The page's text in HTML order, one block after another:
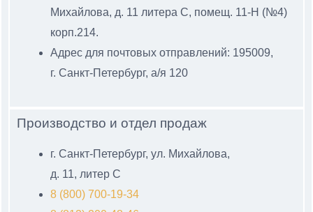
Михайлова, д. 11 литера С, помещ. 11-Н (№4)
корп.214.
Адрес для почтовых отправлений: 195009,
г. Санкт-Петербург, а/я 120
Производство и отдел продаж
г. Санкт-Петербург, ул. Михайлова,
д. 11, литер С
8 (800) 700-19-34